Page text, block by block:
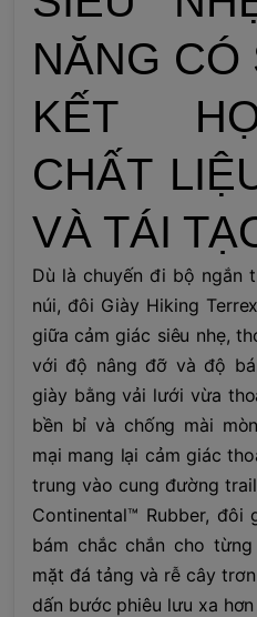
NĂNG
KẾT
CHẤT
VÀ TÁI
Dù là chuyến đi bộ ngắn
núi, đôi Giày Hiking
giữa cảm giác siêu nhẹ,
với độ nâng đỡ và độ
giày bằng vải lưới vừa
bền bỉ và chống mài
mại mang lại cảm giác
trung vào cung đường
Continental™ Rubber,
bám chắc chắn cho
mặt đá tảng và rễ cây
dấn bước phiêu lưu xa hơn